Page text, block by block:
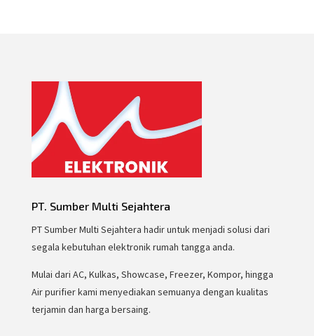
PT. Sumber Multi Sejahtera
PT Sumber Multi Sejahtera hadir untuk menjadi solusi dari
segala kebutuhan elektronik rumah tangga anda.
Mulai dari AC, Kulkas, Showcase, Freezer, Kompor, hingga
Air purifier kami menyediakan semuanya dengan kualitas
terjamin dan harga bersaing.